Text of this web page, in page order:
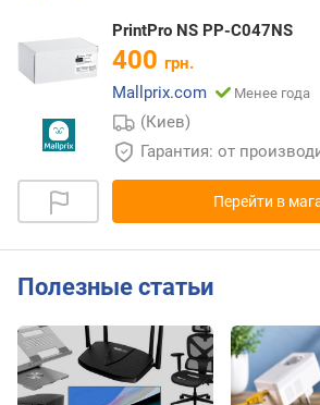
PrintPro NS PP-C047NS
400 грн.
Mallprix.com
Менее года
(Киев)
Гарантия: от
Перейти в
Полезные статьи